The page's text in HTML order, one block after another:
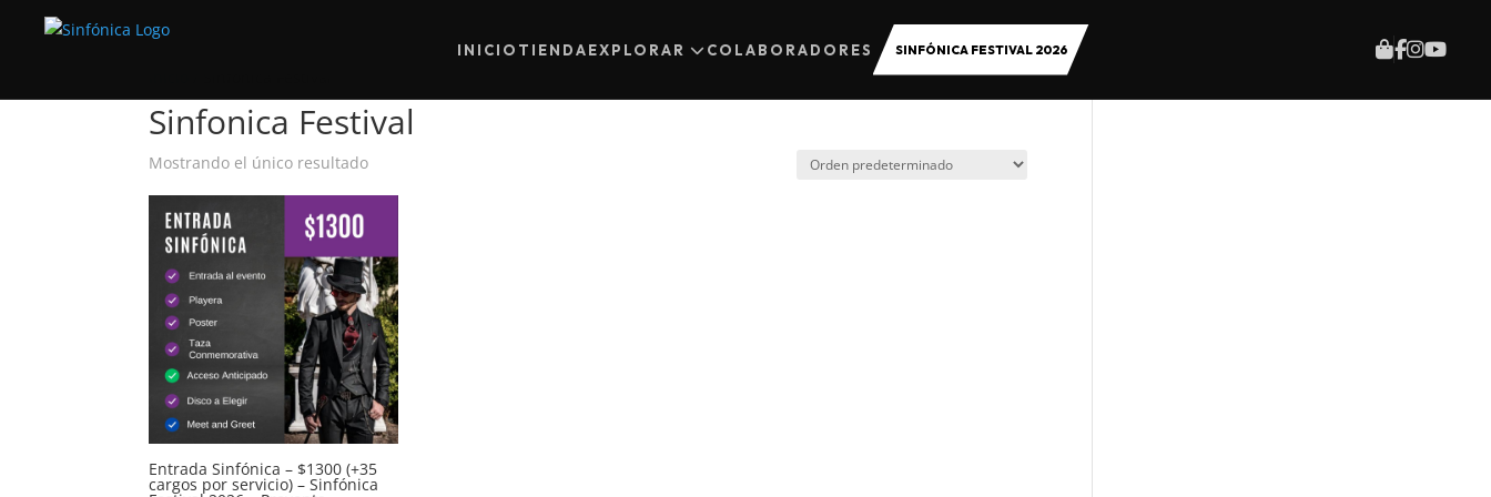
INICIO TIENDAEXPLORAR COLABORADORES SINFÓNICA FESTIVAL 2026
Sinfonica Festival
Mostrando el único resultado
Entrada Sinfónica – $1300 (+35
cargos por servicio) – Sinfónica